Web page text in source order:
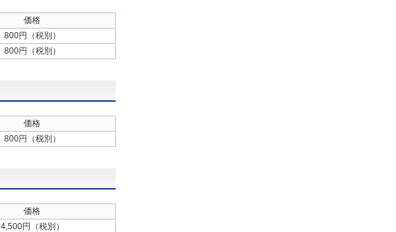
価格
800円（税別）
800円（税別）
価格
800円（税別）
価格
4,500円（税別）